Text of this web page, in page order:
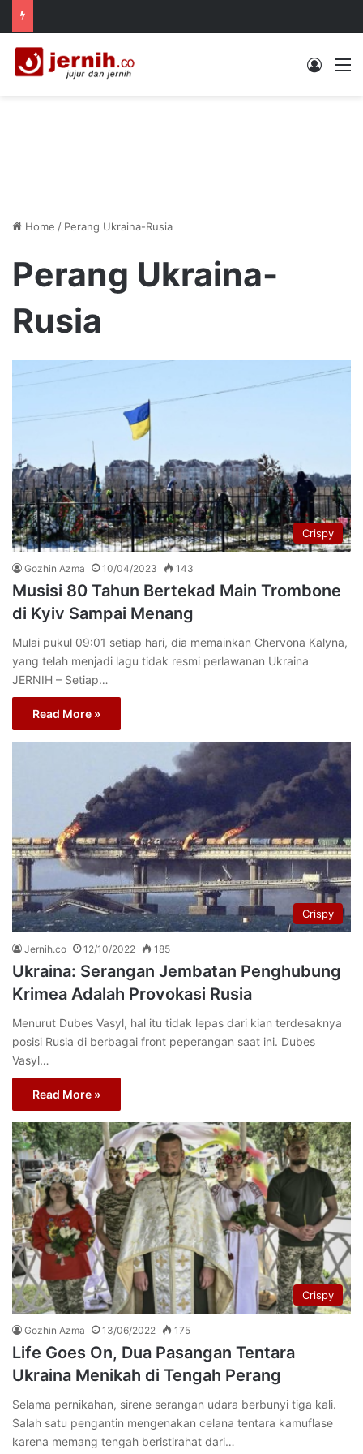
Log In
Home / Perang Ukraina-Rusia
Perang Ukraina-
Rusia
Crispy
Gozhin Azma 10/04/2023 143
Musisi 80 Tahun Bertekad Main Trombone
di Kyiv Sampai Menang
Mulai pukul 09:01 setiap hari, dia memainkan Chervona Kalyna,
yang telah menjadi lagu tidak resmi perlawanan Ukraina
JERNIH – Setiap…
Read More »
Crispy
Jernih.co 12/10/2022 185
Ukraina: Serangan Jembatan Penghubung
Krimea Adalah Provokasi Rusia
Menurut Dubes Vasyl, hal itu tidak lepas dari kian terdesaknya
posisi Rusia di berbagai front peperangan saat ini. Dubes
Vasyl…
Read More »
Crispy
Gozhin Azma 13/06/2022 175
Life Goes On, Dua Pasangan Tentara
Ukraina Menikah di Tengah Perang
Selama pernikahan, sirene serangan udara berbunyi tiga kali.
Salah satu pengantin mengenakan celana tentara kamuflase
karena memang tengah beristirahat dari…